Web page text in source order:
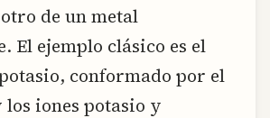
de un metal
El ejemplo clásico es el
conformado por el
iones potasio y